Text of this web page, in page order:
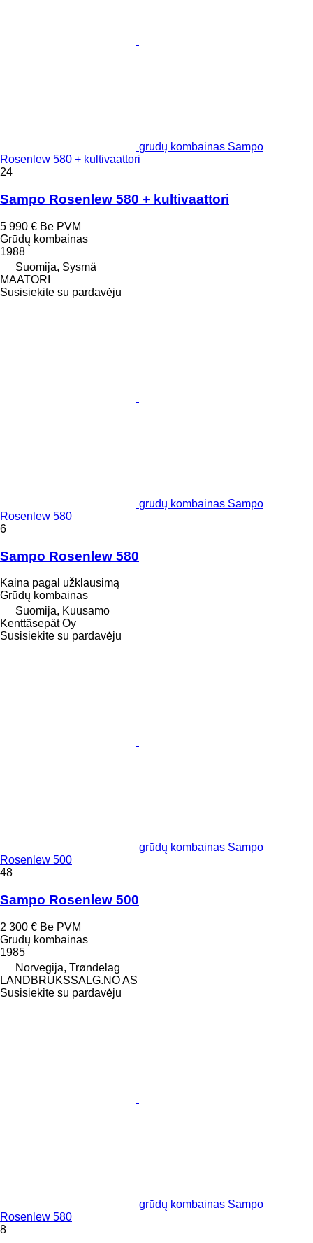
grūdų kombainas Sampo
Rosenlew 580 + kultivaattori
24
Sampo Rosenlew 580 + kultivaattori
5 990 € Be PVM
Grūdų kombainas
1988
Suomija, Sysmä
MAATORI
Susisiekite su pardavėju
grūdų kombainas Sampo
Rosenlew 580
6
Sampo Rosenlew 580
Kaina pagal užklausimą
Grūdų kombainas
Suomija, Kuusamo
Kenttäsepät Oy
Susisiekite su pardavėju
grūdų kombainas Sampo
Rosenlew 500
48
Sampo Rosenlew 500
2 300 € Be PVM
Grūdų kombainas
1985
Norvegija, Trøndelag
LANDBRUKSSALG.NO AS
Susisiekite su pardavėju
grūdų kombainas Sampo
Rosenlew 580
8